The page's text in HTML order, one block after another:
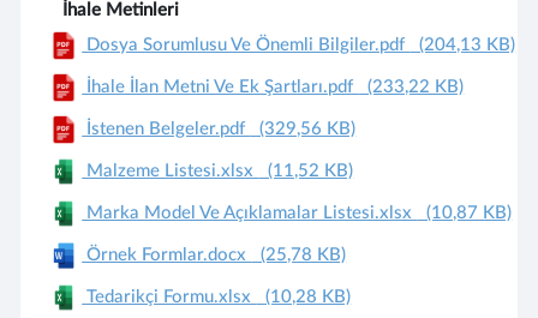
İhale Metinleri
Dosya Sorumlusu Ve Önemli Bilgiler.pdf
(204,13 KB)
İhale İlan Metni Ve Ek Şartları.pdf (233,22 KB)
İstenen Belgeler.pdf (329,56 KB)
Malzeme Listesi.xlsx (11,52 KB)
Marka Model Ve Açıklamalar Listesi.xlsx (10,87 KB)
Örnek Formlar.docx (25,78 KB)
Tedarikçi Formu.xlsx (10,28 KB)